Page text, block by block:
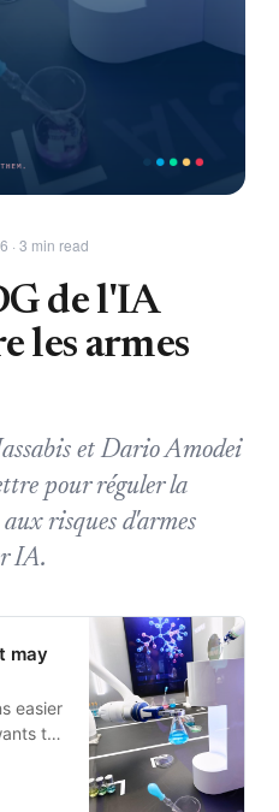
· 3 min read
de l'IA
les armes
et Dario Amodei
pour réguler la
risques d'armes
IA.
may
easier
to